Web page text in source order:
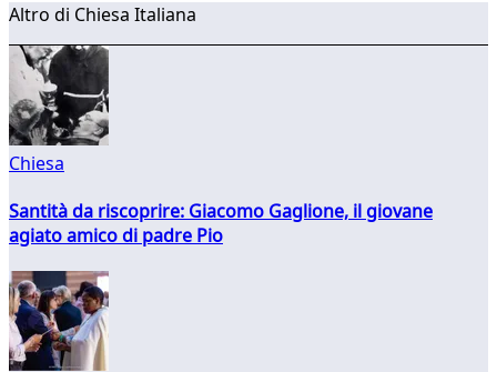
Altro di Chiesa Italiana
Chiesa
Santità da riscoprire: Giacomo Gaglione, il giovane
agiato amico di padre Pio